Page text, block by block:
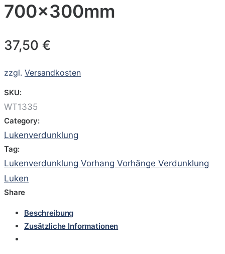
700x300mm
37,50 €
zzgl. Versandkosten
SKU:
WT1335
Category:
Lukenverdunklung
Tag:
Lukenverdunklung Vorhang Vorhänge Verdunklung
Luken
Share
Beschreibung
Zusätzliche Informationen